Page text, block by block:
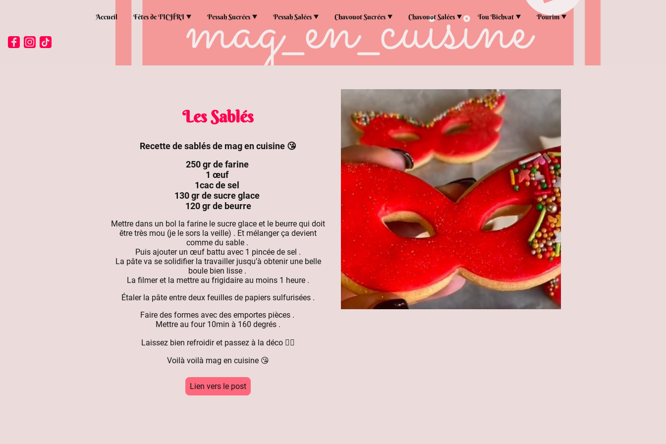
Accueil Fêtes de TICHRI Pessah Sucrées Pessah Salées Chavouot Sucrées Chavouot Salées Tou Bichvat Pourim
Les Sablés
Recette de sablés de mag en cuisine 😘
250 gr de farine
1 œuf
1cac de sel
130 gr de sucre glace
120 gr de beurre
Mettre dans un bol la farine le sucre glace et le beurre qui doit
être très mou (je le sors la veille) . Et mélanger ça devient
comme du sable .
Puis ajouter un œuf battu avec 1 pincée de sel .
La pâte va se solidifier la travailler jusqu’à obtenir une belle
boule bien lisse .
La filmer et la mettre au frigidaire au moins 1 heure .
Étaler la pâte entre deux feuilles de papiers sulfurisées .
Faire des formes avec des emportes pièces .
Mettre au four 10min à 160 degrés .
Laissez bien refroidir et passez à la déco 👌🏻
Voilà voilà mag en cuisine 😘
Lien vers le post